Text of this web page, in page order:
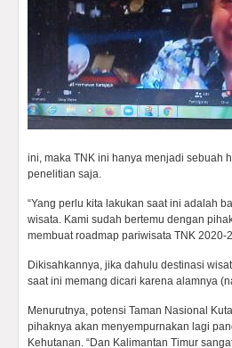
ini, maka TNK ini hanya menjadi sebuah
penelitian saja.
“Yang perlu kita lakukan saat ini adalah
wisata. Kami sudah bertemu dengan
membuat roadmap pariwisata TNK 2020-
Dikisahkannya, jika dahulu destinasi
saat ini memang dicari karena alamnya
Menurutnya, potensi Taman Nasional
pihaknya akan menyempurnakan lagi
Kehutanan. “Dan Kalimantan Timur